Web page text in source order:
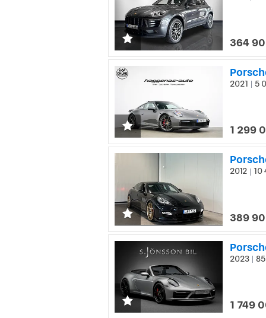
364
2021 5
1 299
2012 10
389
2023
1 749